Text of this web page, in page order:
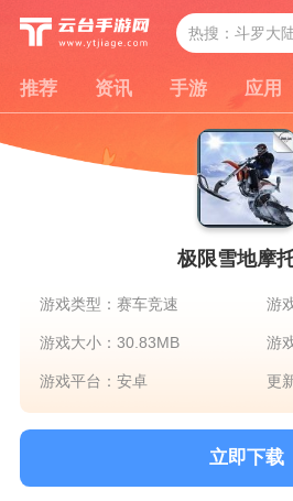
推荐 资讯 手游 应用
极限雪地摩
游戏类型：赛车竞速 游
游戏大小：30.83MB 游
游戏平台：安卓 更
立即下载